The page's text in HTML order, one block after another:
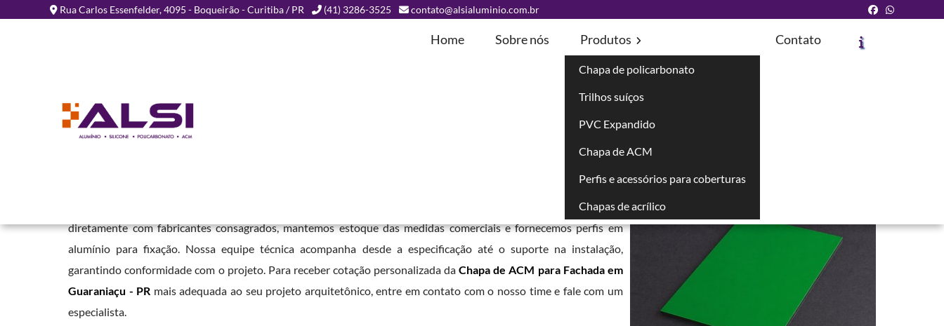
Rua Carlos Essenfelder, 4095 - Boqueirão - Curitiba / PR (41) 3286-3525 contato@alsialuminio.com.br
Home Sobre nós Produtos
Chapa de policarbonato
Trilhos suíços
PVC Expandido
Chapa de ACM
Perfis e acessórios para coberturas
Chapas de acrílico
Contato
Chapa de ACM para Fachada em
Guaraniaçu - PR
Solicite um Orçamento
Em nossa empresa, oferecemos este material em ampla variedade de cores foscas e brilhantes. Trabalhamos
diretamente com fabricantes consagrados, mantemos estoque das medidas comerciais e fornecemos perfis em
alumínio para fixação. Nossa equipe técnica acompanha desde a especificação até o suporte na instalação,
garantindo conformidade com o projeto. Para receber cotação personalizada daChapa de ACM para Fachada em
Guaraniaçu - PR mais adequada ao seu projeto arquitetônico, entre em contato com o nosso time e fale com um
especialista.